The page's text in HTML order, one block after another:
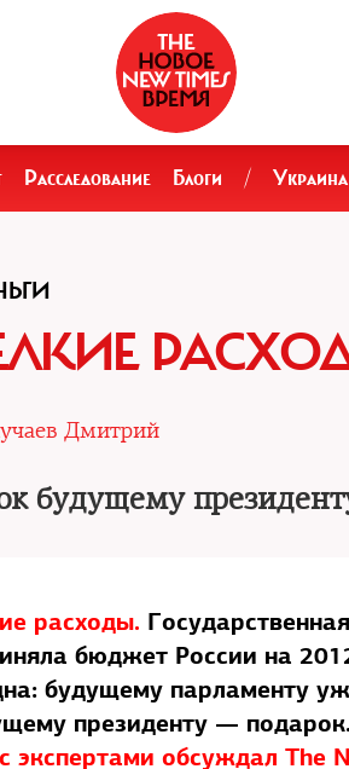
Расследование Блоги / Украина
Дмитрий
будущему
расходы.
бюджет России на
будущему парламенту
президенту — подарок.
экспертами обсуждал The